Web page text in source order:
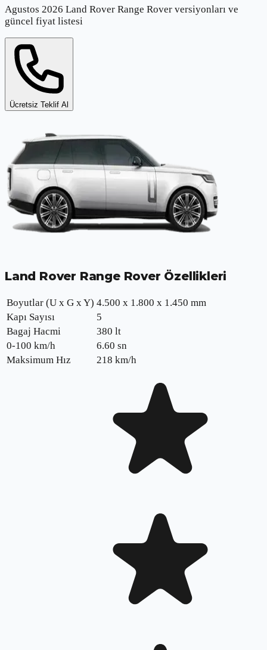
Agustos 2026 Land Rover Range Rover versiyonları ve
güncel fiyat listesi
Ücretsiz Teklif Al
Land Rover Range Rover Özellikleri
Boyutlar (U x G x Y) 4.500 x 1.800 x 1.450 mm
Kapı Sayısı
5
Bagaj Hacmi
380 lt
0-100 km/h
6.60 sn
Maksimum Hız
218 km/h